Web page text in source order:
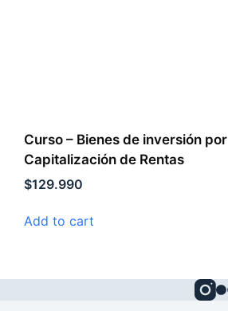
Curso – Bienes de inversión por
Capitalización de Rentas
$129.990
Add to cart